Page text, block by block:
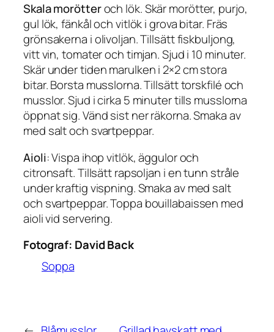
Skala morötteroch lök. Skär morötter, purjo,
gul lök, fänkål och vitlök i grova bitar. Fräs
grönsakerna i olivoljan. Tillsätt fiskbuljong,
vitt vin, tomater och timjan. Sjud i 10 minuter.
Skär under tiden marulken i 2×2 cm stora
bitar. Borsta musslorna. Tillsätt torskfilé och
musslor. Sjud i cirka 5 minuter tills musslorna
öppnat sig. Vänd sist ner räkorna. Smaka av
med salt och svartpeppar.
Aioli: Vispa ihop vitlök, äggulor och
citronsaft. Tillsätt rapsoljan i en tunn stråle
under kraftig vispning. Smaka av med salt
och svartpeppar. Toppa bouillabaissen med
aioli vid servering.
Fotograf: David Back
Soppa